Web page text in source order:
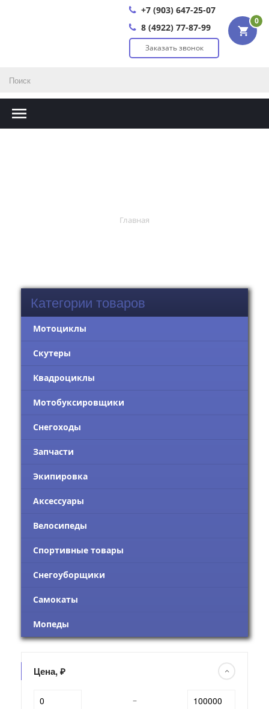
+7 (903) 647-25-07
8 (4922) 77-87-99
Заказать звонок
0
Главная
Категории товаров
Мотоциклы
Скутеры
Квадроциклы
Мотобуксировщики
Снегоходы
Запчасти
Экипировка
Аксессуары
Велосипеды
Спортивные товары
Снегоуборщики
Самокаты
Мопеды
Цена, ₽
–